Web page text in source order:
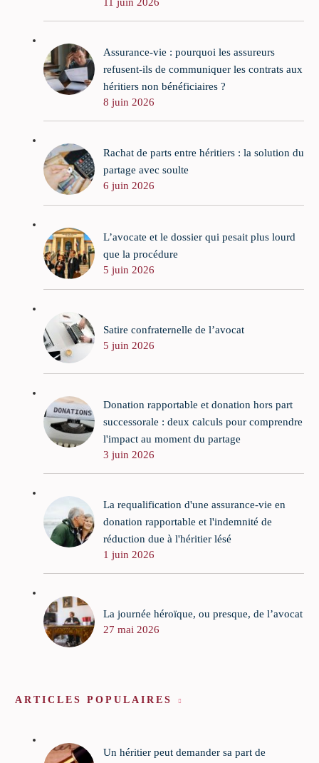
Assurance-vie : pourquoi les assureurs
refusent-ils de communiquer les contrats aux
héritiers non bénéficiaires ?
8 juin 2026
Rachat de parts entre héritiers : la solution du
partage avec soulte
6 juin 2026
L’avocate et le dossier qui pesait plus lourd
que la procédure
5 juin 2026
Satire confraternelle de l’avocat
5 juin 2026
Donation rapportable et donation hors part
successorale : deux calculs pour comprendre
l'impact au moment du partage
3 juin 2026
La requalification d'une assurance-vie en
donation rapportable et l'indemnité de
réduction due à l'héritier lésé
1 juin 2026
La journée héroïque, ou presque, de l’avocat
27 mai 2026
ARTICLES POPULAIRES
Un héritier peut demander sa part de